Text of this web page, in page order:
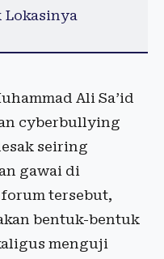
Lokasinya
Ali Sa’id
cyberbullying
seiring
gawai di
tersebut,
bentuk-bentuk
menguji